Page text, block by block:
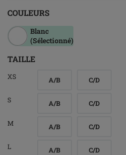
COULEURS
Blanc
(Sélectionné)
TAILLE
XS A/B C/D
S A/B C/D
M A/B C/D
L A/B C/D